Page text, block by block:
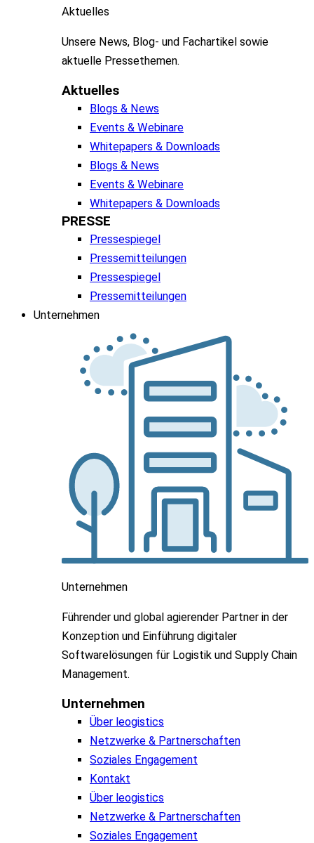
Aktuelles
Unsere News, Blog- und Fachartikel sowie
aktuelle Pressethemen.
Aktuelles
Blogs & News
Events & Webinare
Whitepapers & Downloads
Blogs & News
Events & Webinare
Whitepapers & Downloads
PRESSE
Pressespiegel
Pressemitteilungen
Pressespiegel
Pressemitteilungen
Unternehmen
Unternehmen
Führender und global agierender Partner in der
Konzeption und Einführung digitaler
Softwarelösungen für Logistik und Supply Chain
Management.
Unternehmen
Über leogistics
Netzwerke & Partnerschaften
Soziales Engagement
Kontakt
Über leogistics
Netzwerke & Partnerschaften
Soziales Engagement